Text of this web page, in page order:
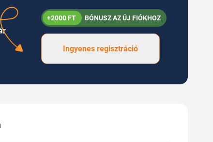
+2000 FT BÓNUSZ AZ ÚJ FIÓKHOZ
Ingyenes regisztráció